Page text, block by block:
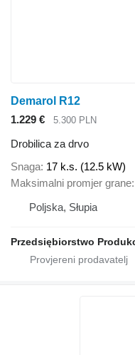
Demarol R12
1.229 €
5.300 PLN
Drobilica za drvo
Snaga 17 k.s. (12.5 kW)
Maksimalni promjer grane
Poljska, Słupia